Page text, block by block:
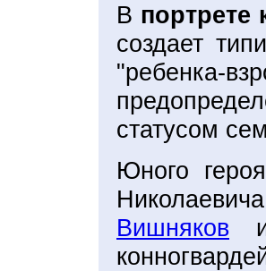
В портрете
создает
"ребенка-
статусом
Юного
Вишняков